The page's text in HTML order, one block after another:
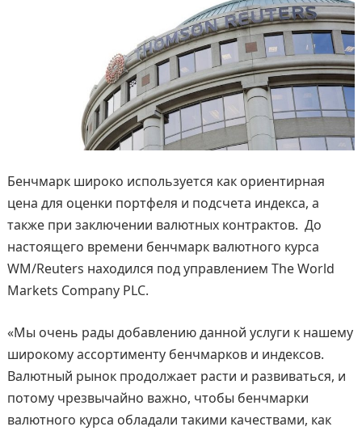
Бенчмарк широко используется как ориентирная
цена для оценки портфеля и подсчета индекса, а
также при заключении валютных контрактов. До
настоящего времени бенчмарк валютного курса
WM/Reuters находился под управлением The World
Markets Company PLC.
«Мы очень рады добавлению данной услуги к нашему
широкому ассортименту бенчмарков и индексов.
Валютный рынок продолжает расти и развиваться, и
потому чрезвычайно важно, чтобы бенчмарки
валютного курса обладали такими качествами, как